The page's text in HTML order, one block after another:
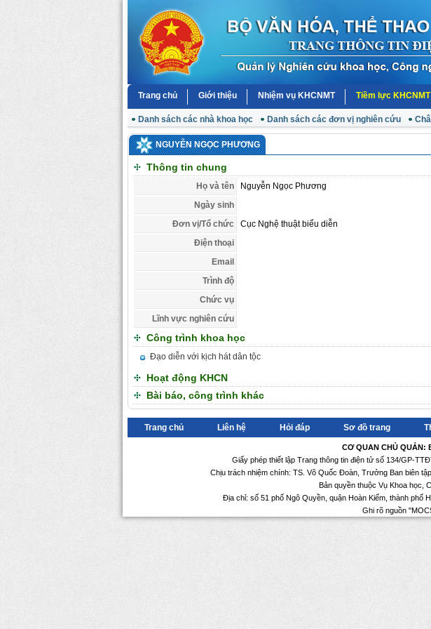
Trang chủ Giới thiệu Nhiệm vụ KHCNMT Tiềm lực KHCNMT
Danh sách các nhà khoa học Danh sách các đơn vị nghiên cứu
NGUYỄN NGỌC PHƯƠNG
Thông tin chung
Họ và tên
Nguyễn Ngọc Phương
Ngày sinh
Đơn vị/Tổ chức
Cục Nghệ thuật biểu diễn
Điện thoại
Email
Trình độ
Chức vụ
Lĩnh vực nghiên cứu
Công trình khoa học
Đạo diễn với kịch hát dân tộc
Hoạt động KHCN
Bài báo, công trình khác
Trang chủ Liên hệ Hỏi đáp Sơ đồ trang
CƠ QUAN CHỦ QUẢN:
Giấy phép thiết lập Trang thông tin điện tử số 134/GP-
Chịu trách nhiệm chính: TS. Võ Quốc Đoàn, Trưởng Ban biên
Bản quyền thuộc Vụ Khoa học,
Địa chỉ: số 51 phố Ngô Quyền, quận Hoàn Kiếm, thành phố
Ghi rõ nguồn